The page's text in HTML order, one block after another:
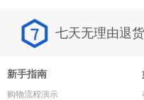
七天无理由退货
新手指南
购物流程演示